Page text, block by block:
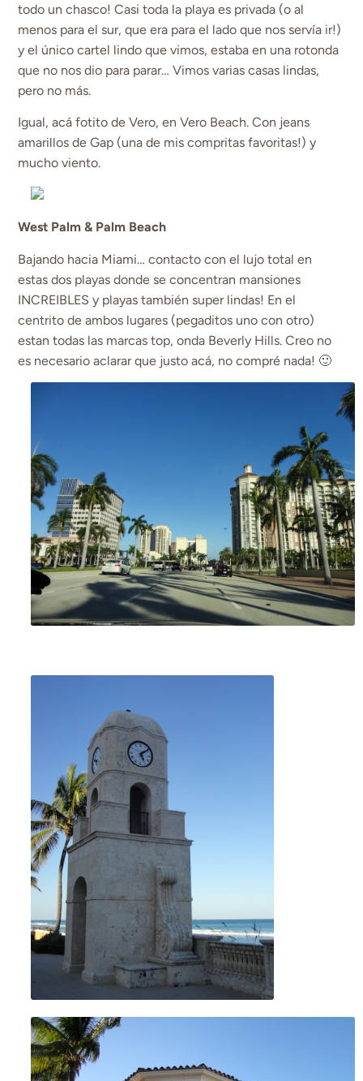
todo un chasco! Casi toda la playa es privada (o al
menos para el sur, que era para el lado que nos servía ir!)
y el único cartel lindo que vimos, estaba en una rotonda
que no nos dio para parar… Vimos varias casas lindas,
pero no más.
Igual, acá fotito de Vero, en Vero Beach. Con jeans
amarillos de Gap (una de mis compritas favoritas!) y
mucho viento.
West Palm & Palm Beach
Bajando hacia Miami… contacto con el lujo total en
estas dos playas donde se concentran mansiones
INCREIBLES y playas también super lindas! En el
centrito de ambos lugares (pegaditos uno con otro)
estan todas las marcas top, onda Beverly Hills. Creo no
es necesario aclarar que justo acá, no compré nada! 🙂